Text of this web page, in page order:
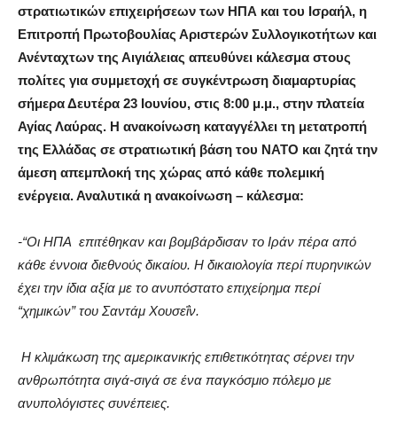
στρατιωτικών επιχειρήσεων των ΗΠΑ και του Ισραήλ, η
Επιτροπή Πρωτοβουλίας Αριστερών Συλλογικοτήτων και
Ανένταχτων της Αιγιάλειας απευθύνει κάλεσμα στους
πολίτες για συμμετοχή σε συγκέντρωση διαμαρτυρίας
σήμερα Δευτέρα 23 Ιουνίου, στις 8:00 μ.μ., στην πλατεία
Αγίας Λαύρας. Η ανακοίνωση καταγγέλλει τη μετατροπή
της Ελλάδας σε στρατιωτική βάση του ΝΑΤΟ και ζητά την
άμεση απεμπλοκή της χώρας από κάθε πολεμική
ενέργεια. Αναλυτικά η ανακοίνωση – κάλεσμα:
-“Οι ΗΠΑ επιτέθηκαν και βομβάρδισαν το Ιράν πέρα από
κάθε έννοια διεθνούς δικαίου. Η δικαιολογία περί πυρηνικών
έχει την ίδια αξία με το ανυπόστατο επιχείρημα περί
“χημικών” του Σαντάμ Χουσεΐν.
Η κλιμάκωση της αμερικανικής επιθετικότητας σέρνει την
ανθρωπότητα σιγά-σιγά σε ένα παγκόσμιο πόλεμο με
ανυπολόγιστες συνέπειες.